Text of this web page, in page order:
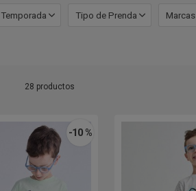
Temporada Tipo de Prenda Marcas
28 productos
-10 %